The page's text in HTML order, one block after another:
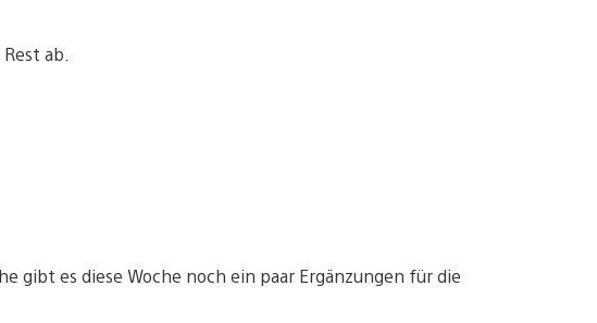
ab.
gibt es diese Woche noch ein paar Ergänzungen für die